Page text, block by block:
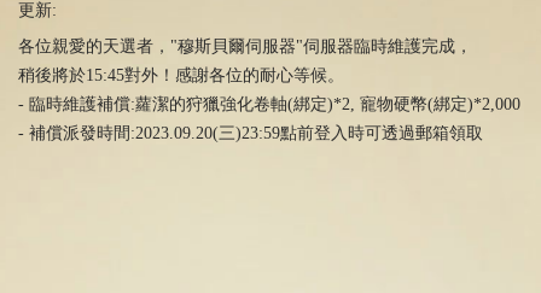
更新:
各位親愛的天選者， "穆斯貝爾伺服器"伺服器臨時維護完成，
稍後將於15:45對外！感謝各位的耐心等候。
- 臨時維護補償:蘿潔的狩獵強化卷軸(綁定)*2, 寵物硬幣(綁定)*2,000
- 補償派發時間:2023.09.20(三)23:59點前登入時可透過郵箱領取